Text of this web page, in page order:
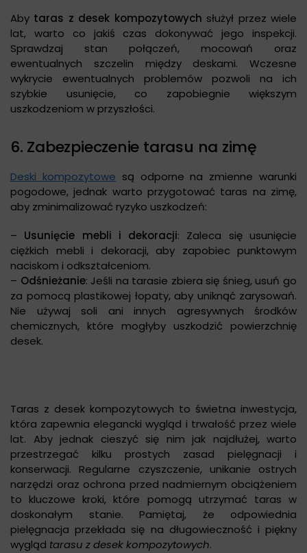
Aby taras z desek kompozytowych służył przez wiele
lat, warto co jakiś czas dokonywać jego inspekcji.
Sprawdzaj stan połączeń, mocowań oraz
ewentualnych szczelin między deskami. Wczesne
wykrycie ewentualnych problemów pozwoli na ich
szybkie usunięcie, co zapobiegnie większym
uszkodzeniom w przyszłości.
6. Zabezpieczenie tarasu na zimę
Deski kompozytowe są odporne na zmienne warunki
pogodowe, jednak warto przygotować taras na zimę,
aby zminimalizować ryzyko uszkodzeń:
– Usunięcie mebli i dekoracji: Zaleca się usunięcie
ciężkich mebli i dekoracji, aby zapobiec punktowym
naciskom i odkształceniom.
– Odśnieżanie: Jeśli na tarasie zbiera się śnieg, usuń go
za pomocą plastikowej łopaty, aby uniknąć zarysowań.
Nie używaj soli ani innych agresywnych środków
chemicznych, które mogłyby uszkodzić powierzchnię
desek.
Taras z desek kompozytowych to świetna inwestycja,
która zapewnia elegancki wygląd i trwałość przez wiele
lat. Aby jednak cieszyć się nim jak najdłużej, warto
przestrzegać kilku prostych zasad pielęgnacji i
konserwacji. Regularne czyszczenie, unikanie ostrych
narzędzi oraz ochrona przed nadmiernym obciążeniem
to kluczowe kroki, które pomogą utrzymać taras w
doskonałym stanie. Pamiętaj, że odpowiednia
pielęgnacja przekłada się na długowieczność i piękny
wygląd tarasu z desek kompozytowych.